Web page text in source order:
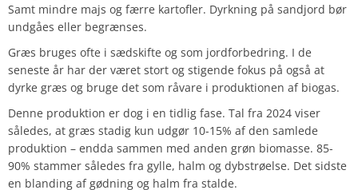
Samt mindre majs og færre kartofler. Dyrkning på sandjord bør
undgåes eller begrænses.
Græs bruges ofte i sædskifte og som jordforbedring. I de
seneste år har der været stort og stigende fokus på også at
dyrke græs og bruge det som råvare i produktionen af biogas.
Denne produktion er dog i en tidlig fase. Tal fra 2024 viser
således, at græs stadig kun udgør 10-15% af den samlede
produktion – endda sammen med anden grøn biomasse. 85-
90% stammer således fra gylle, halm og dybstrøelse. Det sidste
en blanding af gødning og halm fra stalde.